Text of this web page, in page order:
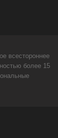
всестороннее
более 15